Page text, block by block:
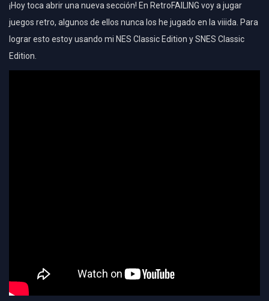
¡Hoy toca abrir una nueva sección! En RetroFAILING voy a jugar
juegos retro, algunos de ellos nunca los he jugado en la viiida. Para
lograr esto estoy usando mi NES Classic Edition y SNES Classic
Edition.